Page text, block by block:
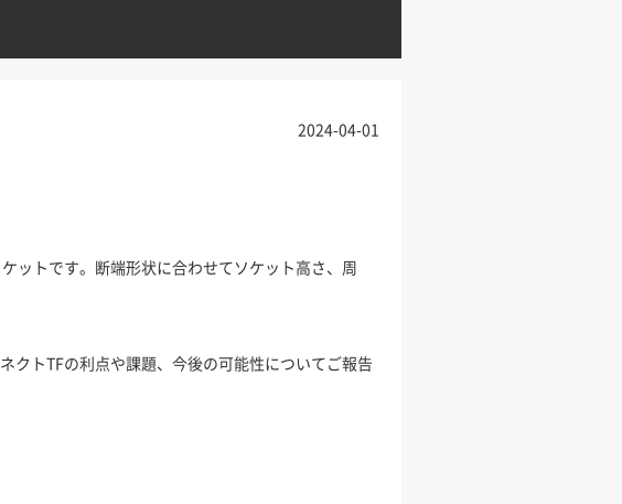
2024-04-01
ットです。断端形状に合わせてソケット高さ、周
クトTFの利点や課題、今後の可能性についてご報告